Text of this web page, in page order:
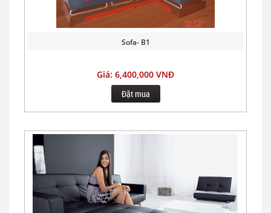
Sofa- B1
Giá: 6,400,000 VNĐ
Đặt mua